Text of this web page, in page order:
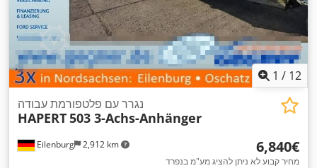
1 / 12
Eilenburg 2,912 km
נגרר עם פלטפורמת עבודה
HAPERT503 3-Achs-Anhänger
‏6,840 ‏€
מחיר קבוע לא ניתן להציג מע"מ בנפרד